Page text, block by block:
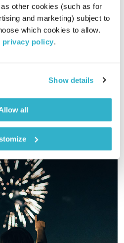
other cookies (such as for
and marketing) subject to
which cookies to allow.
privacy policy.
Show details
all
המחסן של יוסי בבליקי
רובן להב ויוסי
30.07.20
02:00:06
אודיו